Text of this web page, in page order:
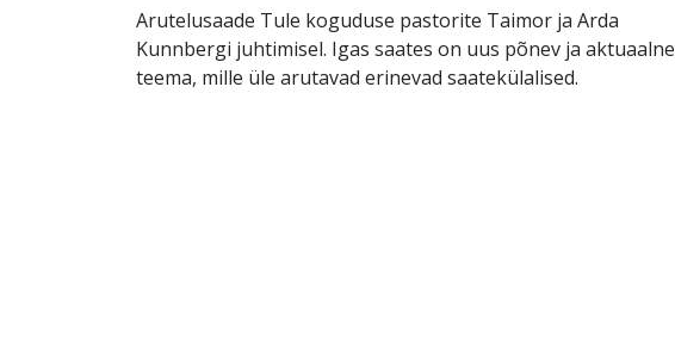
Arutelusaade Tule koguduse pastorite Taimor ja Arda
Kunnbergi juhtimisel. Igas saates on uus põnev ja aktuaalne
teema, mille üle arutavad erinevad saatekülalised.